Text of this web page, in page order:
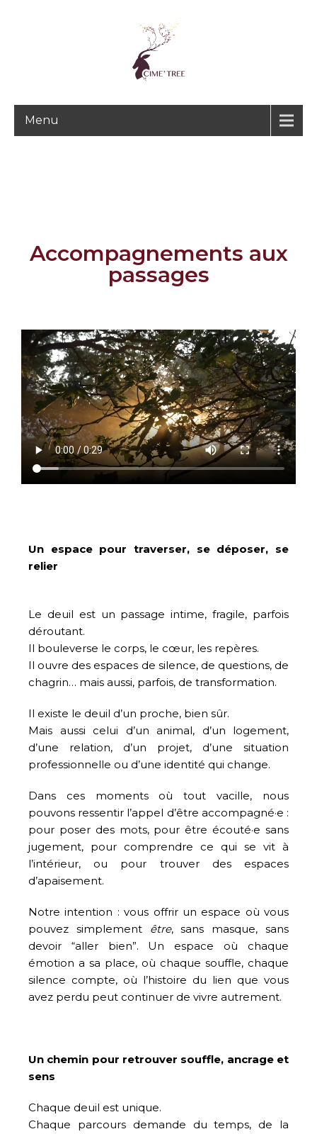
Menu
Accompagnements aux
passages
Un espace pour traverser, se déposer, se
relier
Le deuil est un passage intime, fragile, parfois
déroutant.
Il bouleverse le corps, le cœur, les repères.
Il ouvre des espaces de silence, de questions, de
chagrin… mais aussi, parfois, de transformation.
Il existe le deuil d’un proche, bien sûr.
Mais aussi celui d’un animal, d’un logement,
d’une relation, d’un projet, d’une situation
professionnelle ou d’une identité qui change.
Dans ces moments où tout vacille, nous
pouvons ressentir l’appel d’être accompagné·e :
pour poser des mots, pour être écouté·e sans
jugement, pour comprendre ce qui se vit à
l’intérieur, ou pour trouver des espaces
d’apaisement.
Notre intention : vous offrir un espace où vous
pouvez simplement être, sans masque, sans
devoir “aller bien”. Un espace où chaque
émotion a sa place, où chaque souffle, chaque
silence compte, où l’histoire du lien que vous
avez perdu peut continuer de vivre autrement.
Un chemin pour retrouver souffle, ancrage et
sens
Chaque deuil est unique.
Chaque parcours demande du temps, de la